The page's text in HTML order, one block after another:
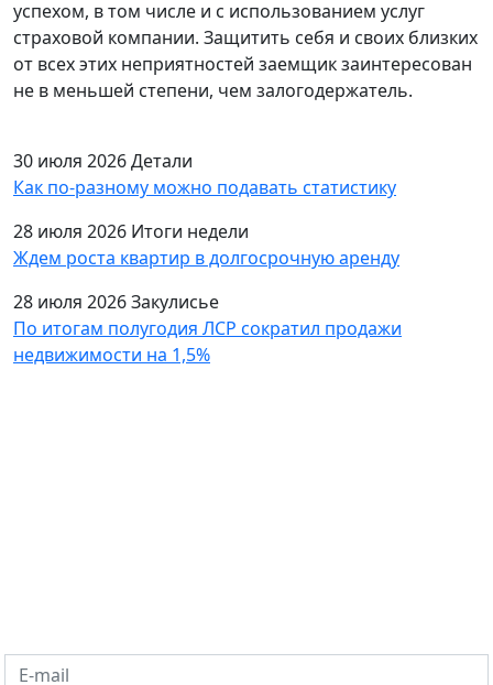
успехом, в том числе и с использованием услуг
страховой компании. Защитить себя и своих близких
от всех этих неприятностей заемщик заинтересован
не в меньшей степени, чем залогодержатель.
30 июля 2026Детали
Как по-разному можно подавать статистику
28 июля 2026 Итоги недели
Ждем роста квартир в долгосрочную аренду
28 июля 2026Закулисье
По итогам полугодия ЛСР сократил продажи
недвижимости на 1,5%
E-mail